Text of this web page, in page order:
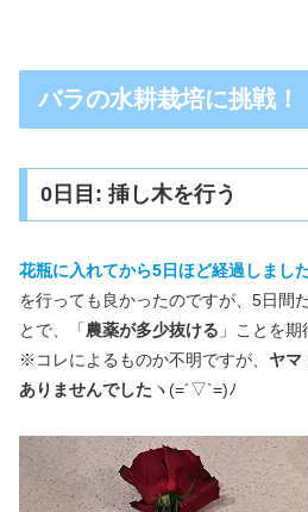
バラの水耕栽培に挑戦！
0日目: 挿し木を行う
花瓶に入れてから5日ほど経過しました
を行っても良かったのですが、5日間
とで、「農薬が多少抜ける 」ことを期
※コレによるものか不明ですが、 ヤマ
ありませんでした ヽ(=´▽`=)ﾉ